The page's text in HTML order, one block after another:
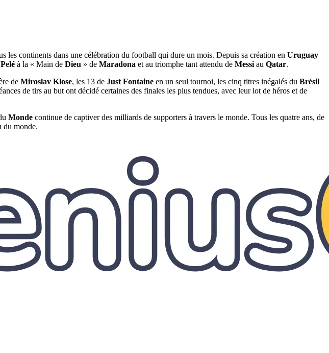
les continents dans une célébration du football qui dure un mois. Depuis sa création en Uruguay
Pelé à la « Main de Dieu » de Maradona et au triomphe tant attendu de Messi au Qatar.
de Miroslav Klose, les 13 de Just Fontaine en un seul tournoi, les cinq titres inégalés du Brésil
de tirs au but ont décidé certaines des finales les plus tendues, avec leur lot de héros et de
Monde continue de captiver des milliards de supporters à travers le monde. Tous les quatre ans, de
du monde.